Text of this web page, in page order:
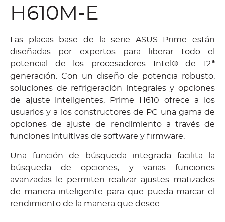
H610M-E
Las placas base de la serie ASUS Prime están
diseñadas por expertos para liberar todo el
potencial de los procesadores Intel® de 12.ª
generación. Con un diseño de potencia robusto,
soluciones de refrigeración integrales y opciones
de ajuste inteligentes, Prime H610 ofrece a los
usuarios y a los constructores de PC una gama de
opciones de ajuste de rendimiento a través de
funciones intuitivas de software y firmware.
Una función de búsqueda integrada facilita la
búsqueda de opciones, y varias funciones
avanzadas le permiten realizar ajustes matizados
de manera inteligente para que pueda marcar el
rendimiento de la manera que desee.